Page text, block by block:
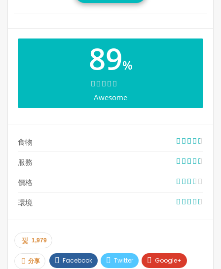
應生個個殷勤有禮，各方面都如此高質素，難怪 JOEY
~~~~~ 第N次探店 ~~~~~
2023.1.19 已經有一段時間沒有去 JOEY Markville 了，昨
是很好的，舒適得來毫不拘束，很適合下班後和朋友去喝
喝酒吃點東西，舒緩一下工作壓力。
4M9(Markville 購物中心)
電話: 905-604-5639
網站:https://joeyrestaurants.com/
89%
Awesome
食物
服務
價格
環境
1,979
分享 Facebook Twitter Google+